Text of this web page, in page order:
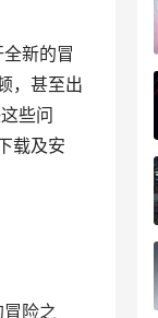
新的冒
，甚至出
些问
载及安
险之